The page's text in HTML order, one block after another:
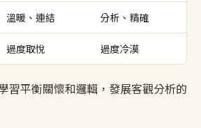
溫暖、連結 分析、精確
過度取悅 過度冷漠
習平衡關懷和邏輯，發展客觀分析的